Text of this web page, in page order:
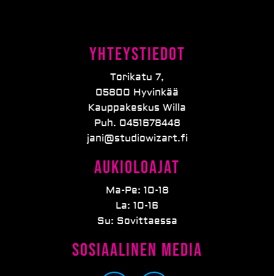
Yhteystiedot
Torikatu 7,
05800 Hyvinkää
Kauppakeskus Willa
Puh. 0451678448
jani@studiowizart.fi
Aukioloajat
Ma-Pe: 10-18
La: 10-16
Su: Sovittaessa
Sosiaalinen media